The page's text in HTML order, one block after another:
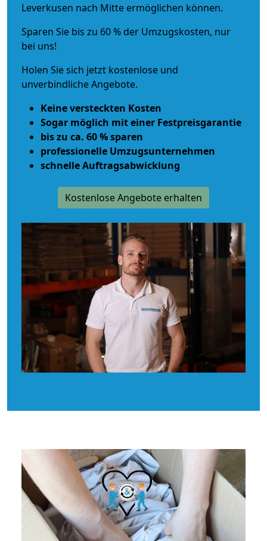
Leverkusen nach Mitte ermöglichen können.
Sparen Sie bis zu 60 % der Umzugskosten, nur
bei uns!
Holen Sie sich jetzt kostenlose und
unverbindliche Angebote.
Keine versteckten Kosten
Sogar möglich mit einer Festpreisgarantie
bis zu ca. 60 % sparen
professionelle Umzugsunternehmen
schnelle Auftragsabwicklung
Kostenlose Angebote erhalten